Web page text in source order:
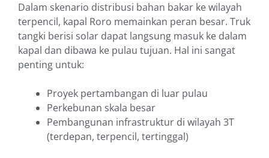
Dalam skenario distribusi bahan bakar ke wilayah
terpencil, kapal Roro memainkan peran besar. Truk
tangki berisi solar dapat langsung masuk ke dalam
kapal dan dibawa ke pulau tujuan. Hal ini sangat
penting untuk:
Proyek pertambangan di luar pulau
Perkebunan skala besar
Pembangunan infrastruktur di wilayah 3T
(terdepan, terpencil, tertinggal)